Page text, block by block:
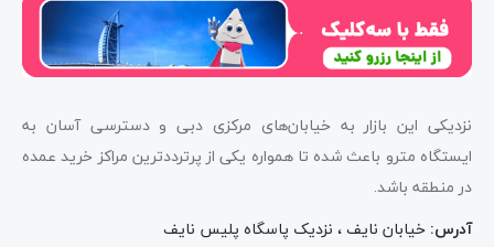
نزدیکی این بازار به خیابان‌های مرکزی دبی و دسترسی آسان به
ایستگاه مترو باعث شده تا همواره یکی از پرترددترین مراکز خرید عمده
در منطقه باشد.
آدرس: خیابان نایف ، نزدیک پاسگاه پلیس نایف